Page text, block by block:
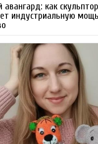
авангард: как
индустриальную